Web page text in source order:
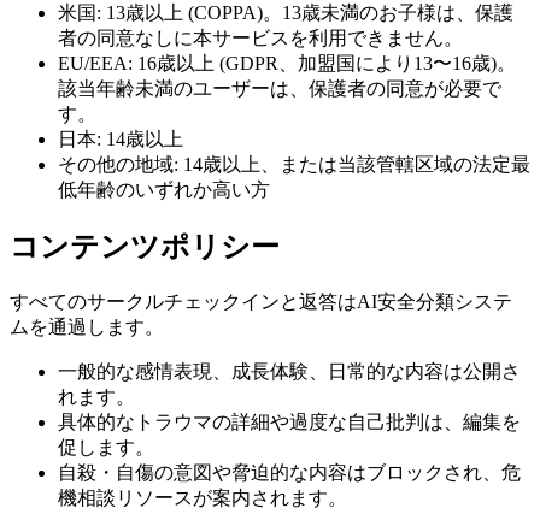
米国: 13歳以上 (COPPA)。13歳未満のお子様は、保護
者の同意なしに本サービスを利用できません。
EU/EEA: 16歳以上 (GDPR、加盟国により13〜16歳)。
該当年齢未満のユーザーは、保護者の同意が必要で
す。
日本: 14歳以上
その他の地域: 14歳以上、または当該管轄区域の法定最
低年齢のいずれか高い方
コンテンツポリシー
すべてのサークルチェックインと返答はAI安全分類システ
ムを通過します。
一般的な感情表現、成長体験、日常的な内容は公開さ
れます。
具体的なトラウマの詳細や過度な自己批判は、編集を
促します。
自殺・自傷の意図や脅迫的な内容はブロックされ、危
機相談リソースが案内されます。